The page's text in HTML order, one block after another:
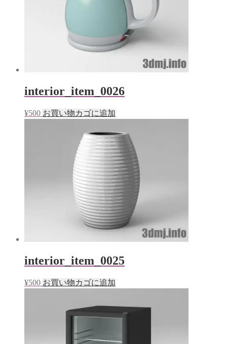
interior_item_0026
¥500 お買い物カゴに追加
interior_item_0025
¥500 お買い物カゴに追加